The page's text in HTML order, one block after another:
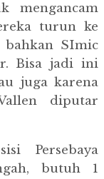
mengancam
turun ke
SImic
Bisa jadi ini
juga karena
diputar
Persebaya
butuh 1